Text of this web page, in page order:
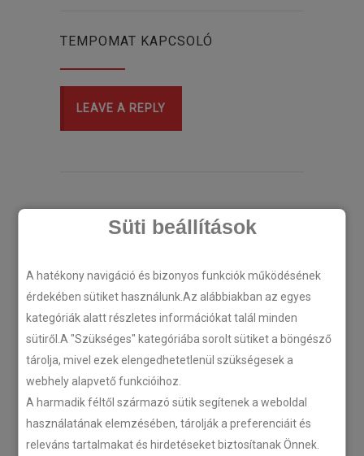
Süti beállítások
A hatékony navigáció és bizonyos funkciók működésének
érdekében sütiket használunk.Az alábbiakban az egyes
kategóriák alatt részletes információkat talál minden
sütiről.A "Szükséges" kategóriába sorolt sütiket a böngésző
tárolja, mivel ezek elengedhetetlenül szükségesek a
webhely alapvető funkcióihoz.
A harmadik féltől származó sütik segítenek a weboldal
használatának elemzésében, tárolják a preferenciáit és
releváns tartalmakat és hirdetéseket biztosítanak Önnek.
TEMPOMAT KAPCSOLÓ
LEAVE A REPLY
Plug’n’Play tempomat ISUZU
N-szériás teherautókhoz
2018-07-26
Isuzu D-MAX 2006 –
Tempomat beszerelés
2018-06-12